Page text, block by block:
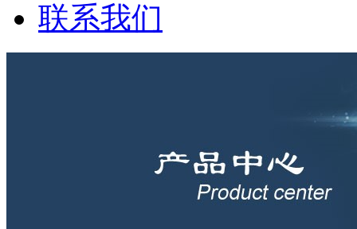
联系我们